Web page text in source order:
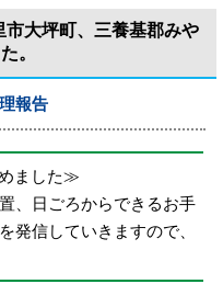
大坪町、三養基郡みや
。
報告
ました≫
、日ごろからできるお手
発信していきますので、